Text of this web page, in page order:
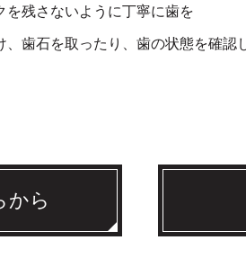
を残さないように丁寧に歯を
歯石を取ったり、歯の状態を確
から